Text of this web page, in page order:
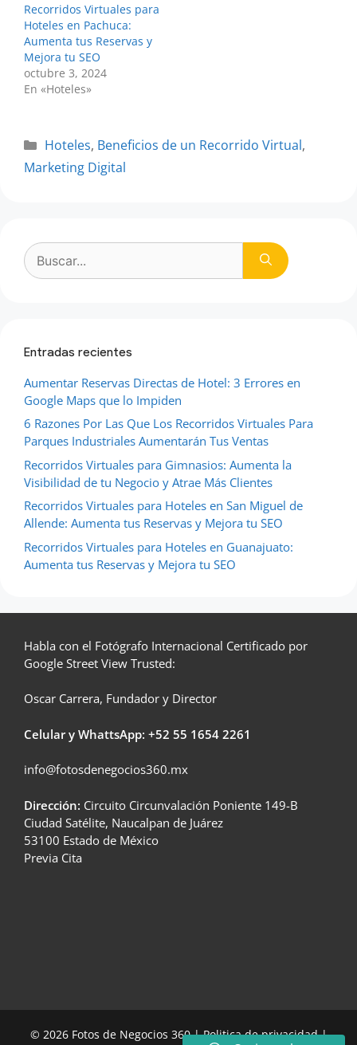
Recorridos Virtuales para
Hoteles en Pachuca:
Aumenta tus Reservas y
Mejora tu SEO
octubre 3, 2024
En «Hoteles»
Categorías
Hoteles, Beneficios de un Recorrido Virtual,
Marketing Digital
Buscar:
Entradas recientes
Aumentar Reservas Directas de Hotel: 3 Errores en
Google Maps que lo Impiden
6 Razones Por Las Que Los Recorridos Virtuales Para
Parques Industriales Aumentarán Tus Ventas
Recorridos Virtuales para Gimnasios: Aumenta la
Visibilidad de tu Negocio y Atrae Más Clientes
Recorridos Virtuales para Hoteles en San Miguel de
Allende: Aumenta tus Reservas y Mejora tu SEO
Recorridos Virtuales para Hoteles en Guanajuato:
Aumenta tus Reservas y Mejora tu SEO
Habla con el Fotógrafo Internacional Certificado por
Google Street View Trusted:
Oscar Carrera, Fundador y Director
Celular y WhattsApp: +52 55 1654 2261
info@fotosdenegocios360.mx
Dirección: Circuito Circunvalación Poniente 149-B
Ciudad Satélite, Naucalpan de Juárez
53100 Estado de México
Previa Cita
© 2026 Fotos de Negocios 360 |Politica de privacidad|